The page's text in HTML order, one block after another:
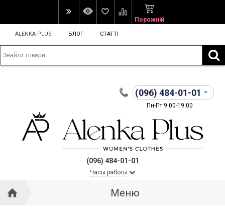
Порожній
ALENKA PLUS БЛОГ СТАТТІ
(096) 484-01-01
Пн-Пт 9:00-19:00
(096) 484-01-01
Часы работы
Меню